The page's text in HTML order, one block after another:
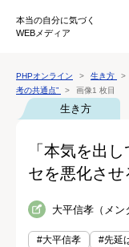
本当の自分に気づく
WEBメディア
PHPオンライン 生き方
考の共通点”
画像1 枚目
生き方
「本気を出
セを悪化させ
大平信孝（メン
#大平信孝 #先延